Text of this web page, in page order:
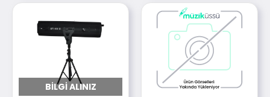
BILGI ALINIZ